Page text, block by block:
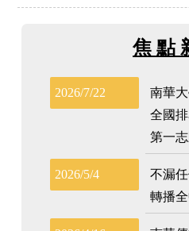
焦 點